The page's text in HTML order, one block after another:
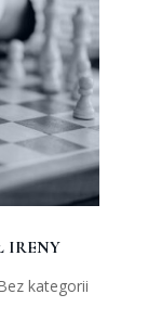
IRENY
kategorii